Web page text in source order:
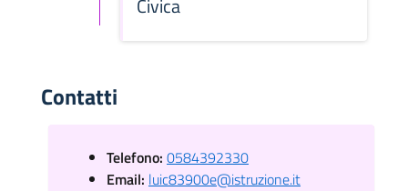
Civica
Contatti
Telefono: 0584392330
Email: luic83900e@istruzione.it